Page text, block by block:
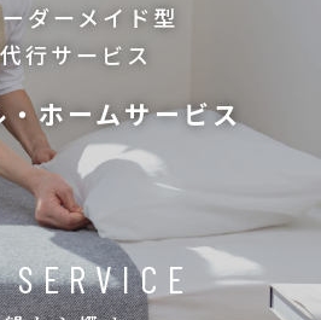
お料理代行
おためしサービス
サービス一覧
ご契約者さま限定サ
会社紹介
ダーメイド型
行サービス
ホームサービス
SERVICE